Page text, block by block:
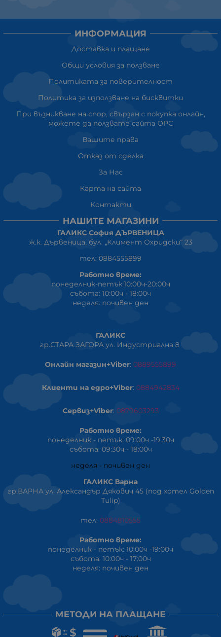
ИНФОРМАЦИЯ
Доставка и плащане
Общи условия за ползване
Политиката за поверителност
Политика за използване на бисквитки
При възникване на спор, свързан с покупка онлайн,
можете да ползвате сайта ОРС
Вашите права
Отказ от сделка
За Нас
Карта на сайта
Контакти
НАШИТЕ МАГАЗИНИ
ГАЛИКС София ДЪРВЕНИЦА
ж.к. Дървеница, бул. „Климент Охридски“ 23
тел: 0884555899
Работно време:
понеделник-петък:10:00ч-20:00ч
събота: 10:00ч - 18:00ч
неделя: почивен ден
ГАЛИКС
гр.СТАРА ЗАГОРА ул. Индустриална 8
Онлайн магазин+Viber: 0889555899
Клиенти на едро+Viber: 0884942834
Сервиз+Viber: 0879603293
Работно време:
понеделник - петък: 09:00ч -19:30ч
събота: 09:30ч - 18:00ч
неделя - почивен ден
ГАЛИКС Варна
гр.ВАРНА ул. Александър Дякович 45 (под хотел Golden
Tulip)
тел: 0884810555
Работно време:
понеделник - петък: 10:00ч -19:00ч
събота: 10:00ч - 17:00ч
неделя: почивен ден
МЕТОДИ НА ПЛАЩАНЕ